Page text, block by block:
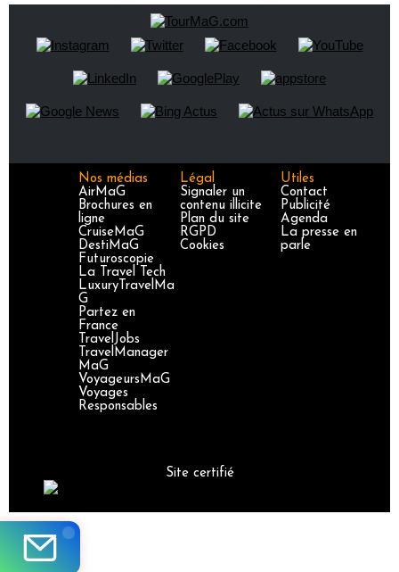
Nos médias
AirMaG
Brochures en
ligne
CruiseMaG
DestiMaG
Futuroscopie
La Travel Tech
LuxuryTravelMa
G
Partez en
France
TravelJobs
TravelManager
MaG
VoyageursMaG
Voyages
Responsables
Légal
Signaler un
contenu illicite
Plan du site
RGPD
Cookies
Utiles
Contact
Publicité
Agenda
La presse en
parle
Site certifié